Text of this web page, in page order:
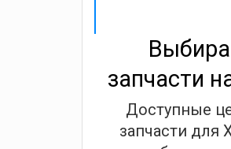
запчасти
Доступные
запчасти для